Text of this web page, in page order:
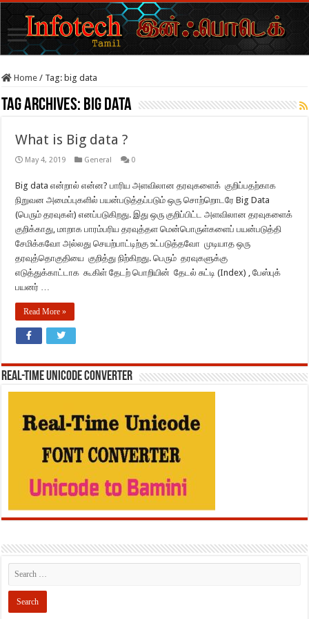
Home / Tag:big data
Tag Archives: big data
What is Big data ?
May 4, 2019 General 0
Big data என்றால் என்ன? பாரிய அளவிலான தரவுகளைக் குறிப்பதற்காக
நிறுவன அமைப்புகளில் பயன்படுத்தப்படும் ஒரு சொற்றொடரே Big Data
(பெரும் தரவுகள்) எனப்படுகிறது. இது ஒரு குறிப்பிட்ட அளவிலான தரவுகளைக்
குறிக்காது, மாறாக பாரம்பரிய தரவுத்தள மென்பொருள்களைப் பயன்படுத்தி
சேமிக்கவோ அல்லது செயற்பாட்டிற்கு உட்படுத்தவோ முடியாத ஒரு
தரவுத்தொகுதியை குறித்து நிற்கிறது. பெரும் தரவுகளுக்கு
எடுத்துக்காட்டாக கூகிள் தேடற் பொறியின் தேடல் சுட்டி (Index) , பேஸ்புக்
பயனர் …
Read More »
REAL-TIME UNICODE CONVERTER